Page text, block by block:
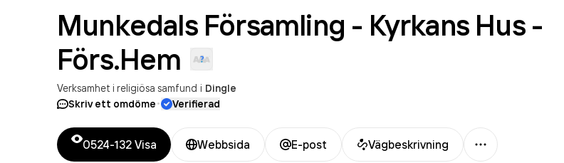
Munkedals Församling - Kyrkans Hus -
Förs.Hem
Verksamhet i religiösa samfund i Dingle
Skriv ett omdöme· Verifierad
0524-132 Visa Webbsida E-post Vägbeskrivning
Mer